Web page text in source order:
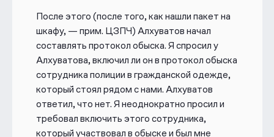
После этого (после того, как нашли пакет на
шкафу, — прим. ЦЗПЧ) Алхуватов начал
составлять протокол обыска. Я спросил у
Алхуватова, включил ли он в протокол обыска
сотрудника полиции в гражданской одежде,
который стоял рядом с нами. Алхуватов
ответил, что нет. Я неоднократно просил и
требовал включить этого сотрудника,
который участвовал в обыске и был мне